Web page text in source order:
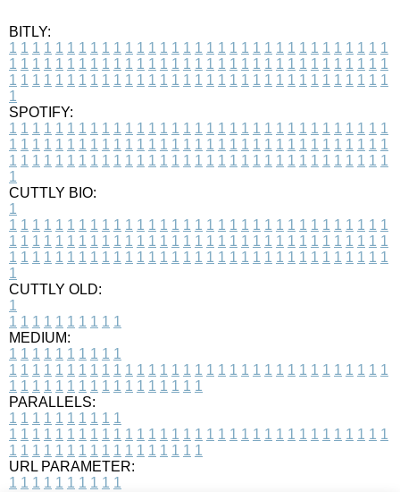
BITLY:
1 1 1 1 1 1 1 1 1 1 1 1 1 1 1 1 1 1 1 1 1 1 1 1 1 1 1 1 1 1 1 1 1
1 1 1 1 1 1 1 1 1 1 1 1 1 1 1 1 1 1 1 1 1 1 1 1 1 1 1 1 1 1 1 1 1
1 1 1 1 1 1 1 1 1 1 1 1 1 1 1 1 1 1 1 1 1 1 1 1 1 1 1 1 1 1 1 1 1
1
SPOTIFY:
1 1 1 1 1 1 1 1 1 1 1 1 1 1 1 1 1 1 1 1 1 1 1 1 1 1 1 1 1 1 1 1 1
1 1 1 1 1 1 1 1 1 1 1 1 1 1 1 1 1 1 1 1 1 1 1 1 1 1 1 1 1 1 1 1 1
1 1 1 1 1 1 1 1 1 1 1 1 1 1 1 1 1 1 1 1 1 1 1 1 1 1 1 1 1 1 1 1 1
1
CUTTLY BIO:
1
1 1 1 1 1 1 1 1 1 1 1 1 1 1 1 1 1 1 1 1 1 1 1 1 1 1 1 1 1 1 1 1 1
1 1 1 1 1 1 1 1 1 1 1 1 1 1 1 1 1 1 1 1 1 1 1 1 1 1 1 1 1 1 1 1 1
1 1 1 1 1 1 1 1 1 1 1 1 1 1 1 1 1 1 1 1 1 1 1 1 1 1 1 1 1 1 1 1 1
1
CUTTLY OLD:
1
1 1 1 1 1 1 1 1 1 1
MEDIUM:
1 1 1 1 1 1 1 1 1 1
1 1 1 1 1 1 1 1 1 1 1 1 1 1 1 1 1 1 1 1 1 1 1 1 1 1 1 1 1 1 1 1 1
1 1 1 1 1 1 1 1 1 1 1 1 1 1 1 1 1
PARALLELS:
1 1 1 1 1 1 1 1 1 1
1 1 1 1 1 1 1 1 1 1 1 1 1 1 1 1 1 1 1 1 1 1 1 1 1 1 1 1 1 1 1 1 1
1 1 1 1 1 1 1 1 1 1 1 1 1 1 1 1 1
URL PARAMETER:
1 1 1 1 1 1 1 1 1 1